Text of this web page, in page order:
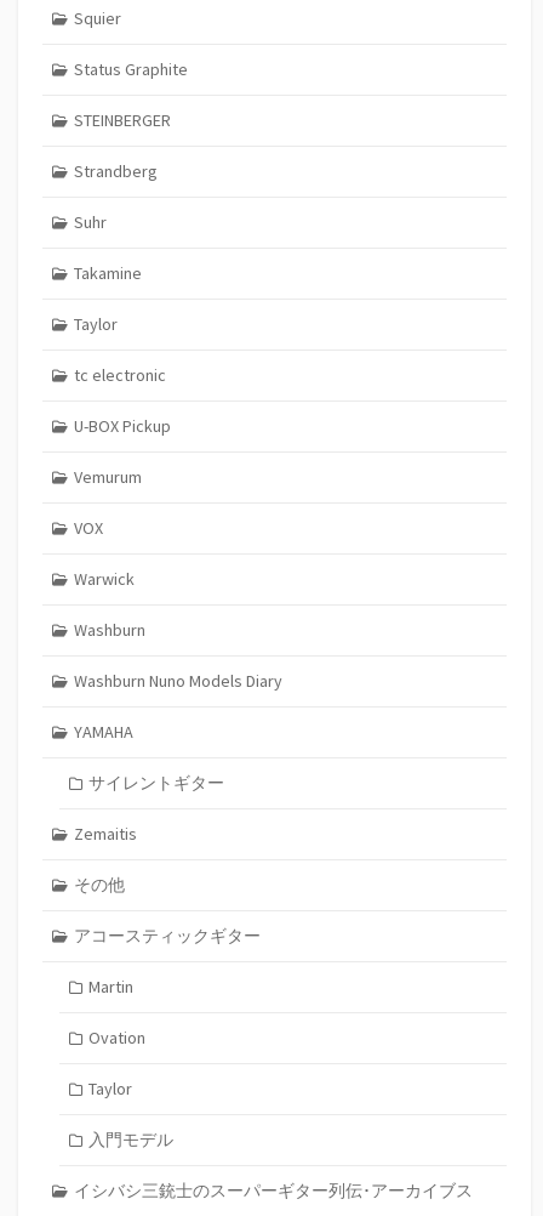
Squier
Status Graphite
STEINBERGER
Strandberg
Suhr
Takamine
Taylor
tc electronic
U-BOX Pickup
Vemurum
VOX
Warwick
Washburn
Washburn Nuno Models Diary
YAMAHA
サイレントギター
Zemaitis
その他
アコースティックギター
Martin
Ovation
Taylor
入門モデル
イシバシ三銃士のスーパーギター列伝･アーカイブス